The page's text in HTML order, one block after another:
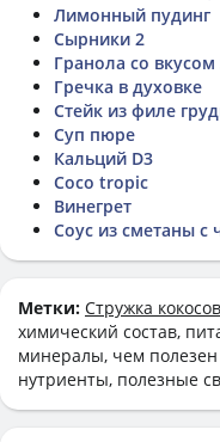
Лимонный пудинг
Сырники 2
Гранола со
Гречка в духовке
Стейк из филе
Суп пюре
Кальций D3
Coco tropic
Винегрет
Соус из сметаны с
Метки: Стружка
химический состав,
минералы, чем полезен
нутриенты, полезные